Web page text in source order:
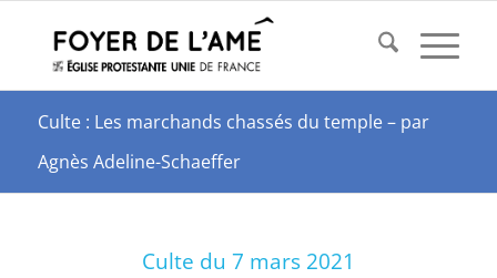
Culte : Les marchands chassés du temple – par
Agnès Adeline-Schaeffer
Culte du 7 mars 2021